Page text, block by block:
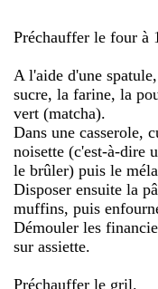
Préchauffer le four à
A l'aide d'une
sucre, la farine, la
vert (matcha).
Dans une casserole,
noisette (c'est-à-dire
le brûler) puis le
Disposer ensuite la
muffins, puis
Démouler les
sur assiette.
Préchauffer le gril.